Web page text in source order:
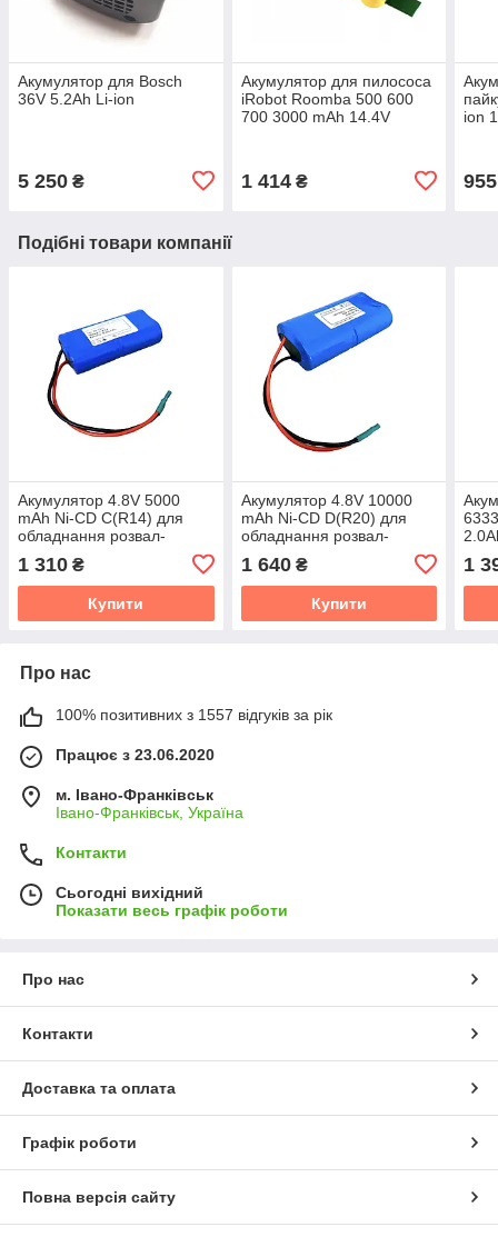
Акумулятор для Bosch
36V 5.2Ah Li-ion
5 250 ₴
Акумулятор для пилососа
iRobot Roomba 500 600
700 3000 mAh 14.4V
1 414₴
ion
955
Подібні товари компанії
Акумулятор 4.8V 5000
mAh Ni-CD C(R14) для
обладнання розвал-
1 310 ₴
Купити
Акумулятор 4.8V 10000
mAh Ni-CD D(R20) для
обладнання розвал-
1 640₴
Купити
1
Про нас
100% позитивних з 1557 відгуків за рік
Працює з 23.06.2020
м. Івано-Франківськ
Івано-Франківськ, Україна
Контакти
Сьогодні вихідний
Показати весь графік роботи
Про нас
Контакти
Доставка та оплата
Графік роботи
Повна версія сайту